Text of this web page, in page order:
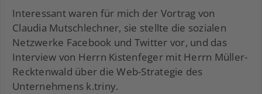
Interessant waren für mich der Vortrag von
Claudia Mutschlechner, sie stellte die sozialen
Netzwerke Facebook und Twitter vor, und das
Interview von Herrn Kistenfeger mit Herrn Müller-
Recktenwald über die Web-Strategie des
Unternehmens k.triny.